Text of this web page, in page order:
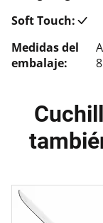
Soft Touch:
Medidas del
embalaje: